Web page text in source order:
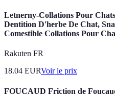
Letnerny-Collations Pour
Dentition D'herbe De Chat,
Comestible Collations Pour
Rakuten FR
18.04 EURVoir le prix
FOUCAUD Friction de